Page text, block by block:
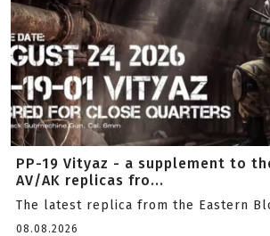
PP-19 Vityaz - a supplement to
AV/AK replicas fro...
The latest replica from the Eastern
08.08.2026